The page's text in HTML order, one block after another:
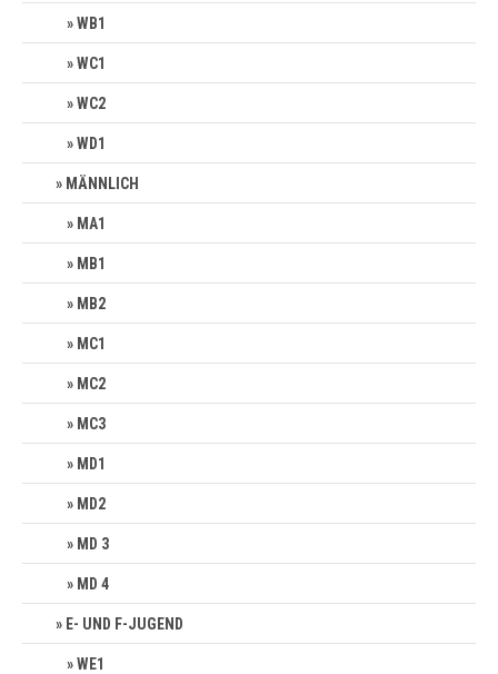
WB1
WC1
WC2
WD1
MÄNNLICH
MA1
MB1
MB2
MC1
MC2
MC3
MD1
MD2
MD 3
MD 4
E- UND F-JUGEND
WE1